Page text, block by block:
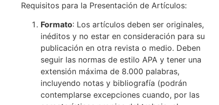
Requisitos para la Presentación de Artículos:
Formato: Los artículos deben ser originales,
inéditos y no estar en consideración para su
publicación en otra revista o medio. Deben
seguir las normas de estilo APA y tener una
extensión máxima de 8.000 palabras,
incluyendo notas y bibliografía (podrán
contemplarse excepciones cuando, por las